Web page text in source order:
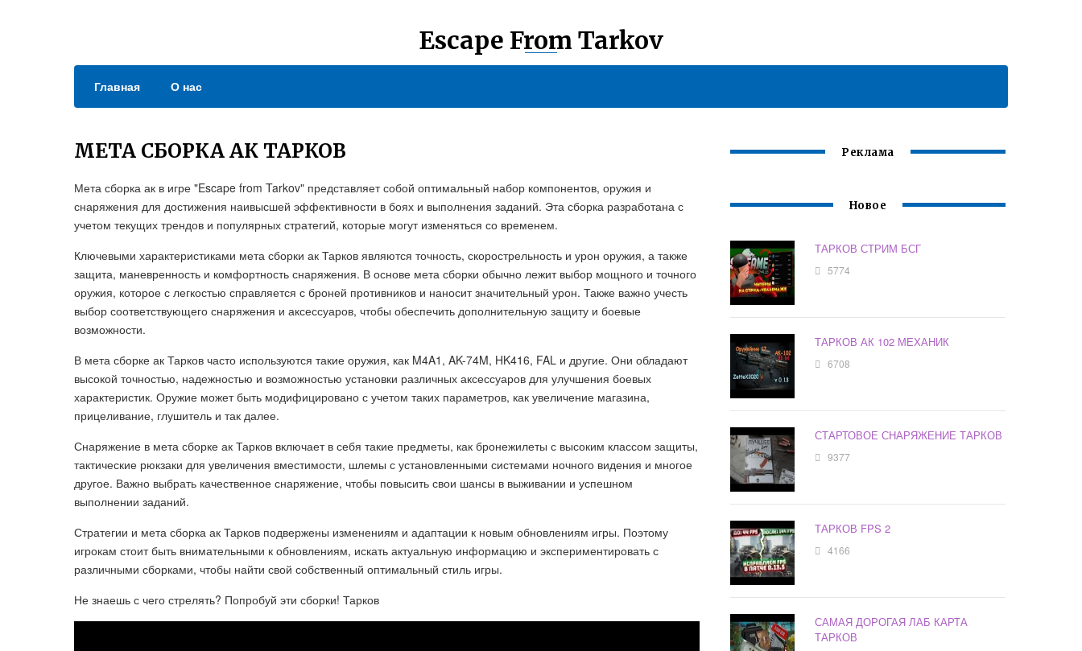
Escape From Tarkov
Главная О нас
МЕТА СБОРКА АК ТАРКОВ
Мета сборка ак в игре "Escape from Tarkov" представляет собой оптимальный набор компонентов, оружия и
снаряжения для достижения наивысшей эффективности в боях и выполнения заданий. Эта сборка разработана с
учетом текущих трендов и популярных стратегий, которые могут изменяться со временем.
Ключевыми характеристиками мета сборки ак Тарков являются точность, скорострельность и урон оружия, а также
защита, маневренность и комфортность снаряжения. В основе мета сборки обычно лежит выбор мощного и точного
оружия, которое с легкостью справляется с броней противников и наносит значительный урон. Также важно учесть
выбор соответствующего снаряжения и аксессуаров, чтобы обеспечить дополнительную защиту и боевые
возможности.
В мета сборке ак Тарков часто используются такие оружия, как M4A1, AK-74M, HK416, FAL и другие. Они обладают
высокой точностью, надежностью и возможностью установки различных аксессуаров для улучшения боевых
характеристик. Оружие может быть модифицировано с учетом таких параметров, как увеличение магазина,
прицеливание, глушитель и так далее.
Снаряжение в мета сборке ак Тарков включает в себя такие предметы, как бронежилеты с высоким классом защиты,
тактические рюкзаки для увеличения вместимости, шлемы с установленными системами ночного видения и многое
другое. Важно выбрать качественное снаряжение, чтобы повысить свои шансы в выживании и успешном
выполнении заданий.
Стратегии и мета сборка ак Тарков подвержены изменениям и адаптации к новым обновлениям игры. Поэтому
игрокам стоит быть внимательными к обновлениям, искать актуальную информацию и экспериментировать с
различными сборками, чтобы найти свой собственный оптимальный стиль игры.
Не знаешь с чего стрелять? Попробуй эти сборки! Тарков
Реклама
Новое
ТАРКОВ СТРИМ БСГ
5774
ТАРКОВ АК 102 МЕХАНИК
6708
СТАРТОВОЕ СНАРЯЖЕНИЕ ТАРКОВ
9377
ТАРКОВ FPS 2
4166
САМАЯ ДОРОГАЯ ЛАБ КАРТА
ТАРКОВ